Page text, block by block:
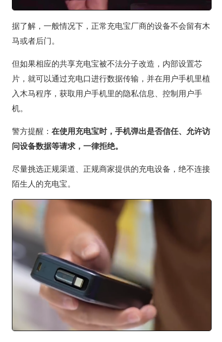
据了解，一般情况下，正常充电宝厂商的设备不会留有木
马或者后门。
但如果相应的共享充电宝被不法分子改造，内部设置芯
片，就可以通过充电口进行数据传输，并在用户手机里植
入木马程序，获取用户手机里的隐私信息、控制用户手
机。
警方提醒： 在使用充电宝时，手机弹出是否信任、允许访
问设备数据等请求，一律拒绝。
尽量挑选正规渠道、正规商家提供的充电设备，绝不连接
陌生人的充电宝。